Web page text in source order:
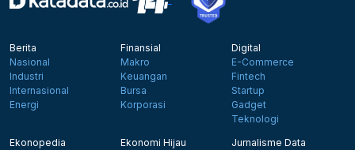
Berita
Nasional
Industri
Internasional
Energi
Finansial
Makro
Keuangan
Bursa
Korporasi
Digital
E-Commerce
Fintech
Startup
Gadget
Teknologi
Ekonopedia
Ekonomi Hijau
Jurnalisme Data